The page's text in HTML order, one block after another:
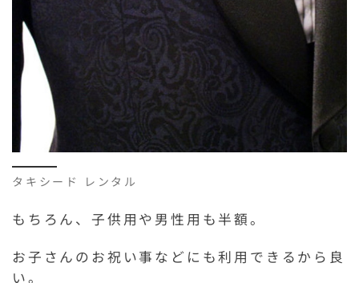
タキシード レンタル
もちろん、子供用や男性用も半額。
お子さんのお祝い事などにも利用できるから良
い。